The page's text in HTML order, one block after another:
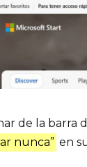
de la barra
nunca” en